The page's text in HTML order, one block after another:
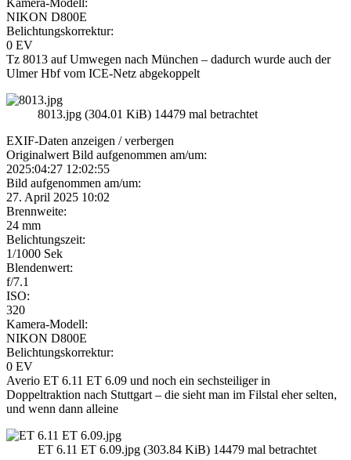
NIKON D800E
Belichtungskorrektur:
0 EV
Tz 8013 auf Umwegen nach München – dadurch wurde auch der
Ulmer Hbf vom ICE-Netz abgekoppelt
8013.jpg (304.01 KiB) 14479 mal betrachtet
EXIF-Daten anzeigen / verbergen
Originalwert Bild aufgenommen am/um:
2025:04:27 12:02:55
Bild aufgenommen am/um:
27. April 2025 10:02
Brennweite:
24 mm
Belichtungszeit:
1/1000 Sek
Blendenwert:
f/7.1
ISO:
320
Kamera-Modell:
NIKON D800E
Belichtungskorrektur:
0 EV
Averio ET 6.11 ET 6.09 und noch ein sechsteiliger in
Doppeltraktion nach Stuttgart – die sieht man im Filstal eher selten,
und wenn dann alleine
ET 6.11 ET 6.09.jpg (303.84 KiB) 14479 mal betrachtet